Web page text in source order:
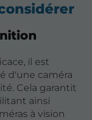
il est
d'une caméra
Cela garantit
ainsi
à vision